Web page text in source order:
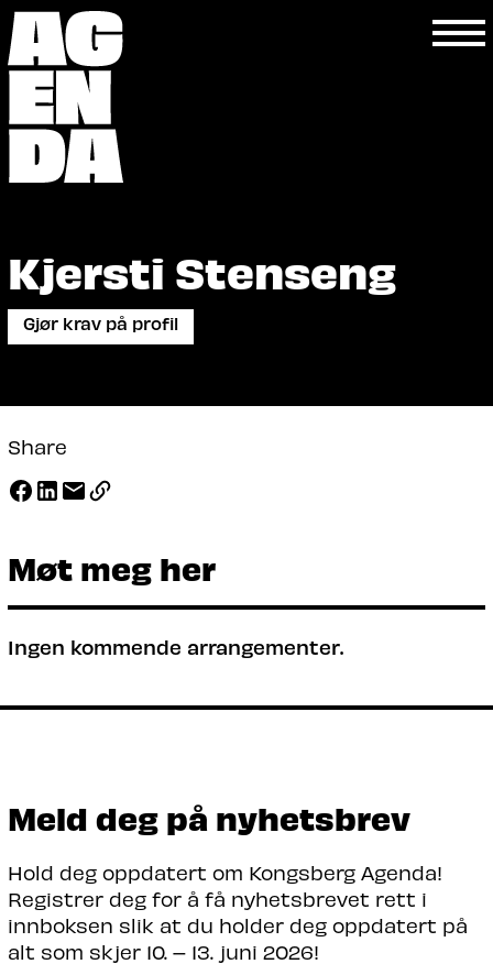
Kjersti Stenseng
Gjør krav på profil
Share
Møt meg her
Ingen kommende arrangementer.
Meld deg på nyhetsbrev
Hold deg oppdatert om Kongsberg Agenda!
Registrer deg for å få nyhetsbrevet rett i
innboksen slik at du holder deg oppdatert på
alt som skjer 10. – 13. juni 2026!